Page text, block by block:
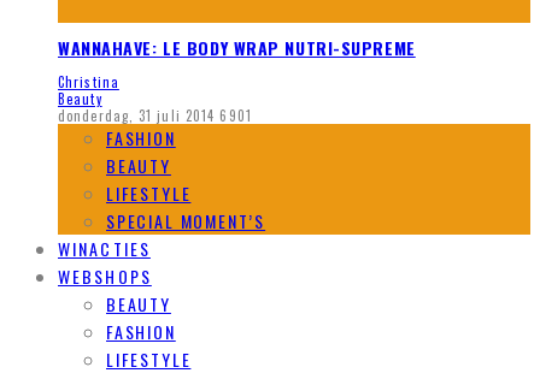
WANNAHAVE: LE BODY WRAP NUTRI-SUPREME
Christina
Beauty
donderdag, 31 juli 2014 6901
FASHION
BEAUTY
LIFESTYLE
SPECIAL MOMENT’S
WINACTIES
WEBSHOPS
BEAUTY
FASHION
LIFESTYLE